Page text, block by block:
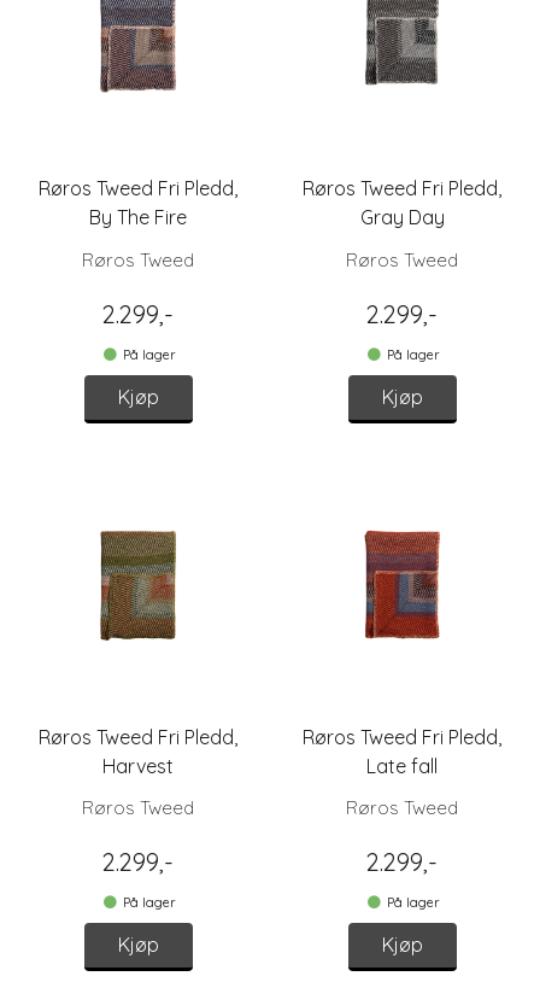
Røros Tweed Fri Pledd,
By The Fire
Røros Tweed
2.299,-
På lager
Kjøp
Røros Tweed Fri Pledd,
Gray Day
Røros Tweed
2.299,-
På lager
Kjøp
Røros Tweed Fri Pledd,
Harvest
Røros Tweed
2.299,-
På lager
Kjøp
Røros Tweed Fri Pledd,
Late fall
Røros Tweed
2.299,-
På lager
Kjøp